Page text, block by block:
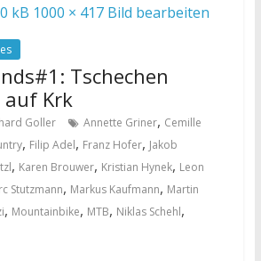
Tschechen
Krk
Goller Annette Griner, Cemille
, Filip Adel, Franz Hofer, Jakob
, Karen Brouwer, Kristian Hynek, Leon
Stutzmann, Markus Kaufmann, Martin
, Mountainbike, MTB, Niklas Schehl,